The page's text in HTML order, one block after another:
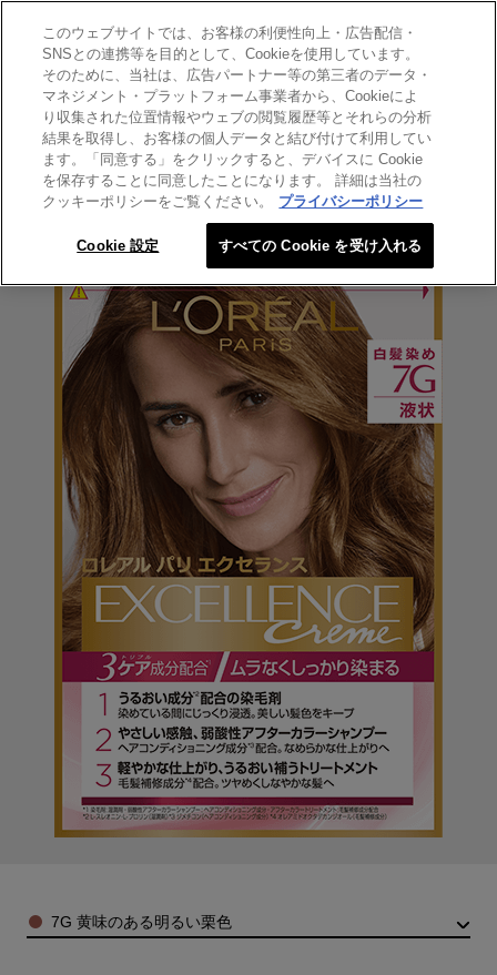
SEARCH THIS SITE
エクセランス
エクセランス 液状タイプ 7G
黄味のある明るい栗色
Color
7G 黄味のある明るい栗色
このウェブサイトでは、お客様の利便性向上・広告配信・
SNSとの連携等を目的として、Cookieを使用しています。
そのために、当社は、広告パートナー等の第三者のデータ・
マネジメント・プラットフォーム事業者から、Cookieによ
り収集された位置情報やウェブの閲覧履歴等とそれらの分析
結果を取得し、お客様の個人データと結び付けて利用してい
ます。「同意する」をクリックすると、デバイスに Cookie
を保存することに同意したことになります。 詳細は当社の
クッキーポリシーをご覧ください。
プライバシーポリシー
Cookie 設定 すべての Cookie を受け入れる